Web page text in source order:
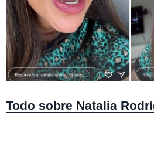
Todo sobre Natalia